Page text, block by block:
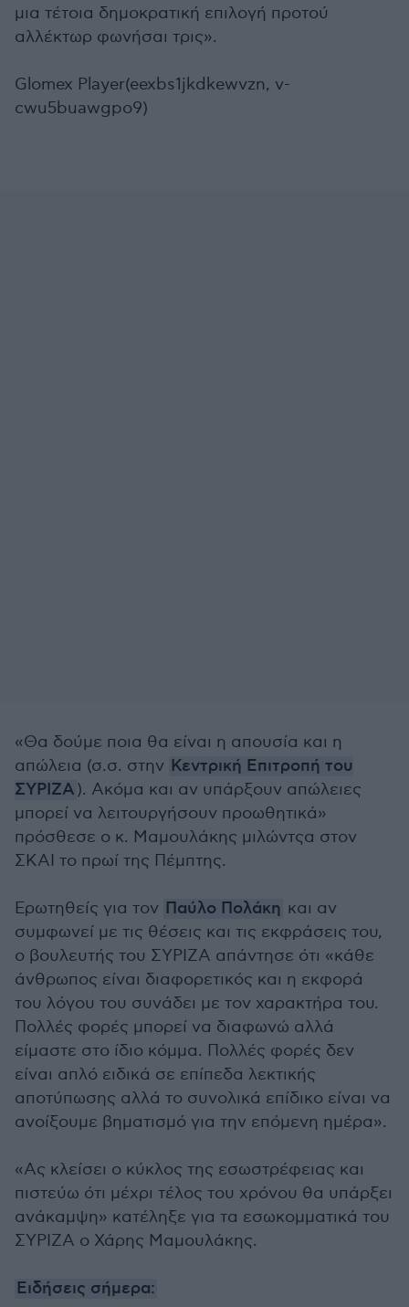
μια τέτοια δημοκρατική επιλογή προτού
αλλέκτωρ φωνήσαι τρις».
Glomex Player(eexbs1jkdkewvzn, v-
cwu5buawgpo9)
«Θα δούμε ποια θα είναι η απουσία και η
απώλεια (σ.σ. στην Κεντρική Επιτροπή του
ΣΥΡΙΖΑ). Ακόμα και αν υπάρξουν απώλειες
μπορεί να λειτουργήσουν προωθητικά»
πρόσθεσε ο κ. Μαμουλάκης μιλώντςα στον
ΣΚΑΙ το πρωί της Πέμπτης.
Ερωτηθείς για τον Παύλο Πολάκη και αν
συμφωνεί με τις θέσεις και τις εκφράσεις του,
ο βουλευτής του ΣΥΡΙΖΑ απάντησε ότι «κάθε
άνθρωπος είναι διαφορετικός και η εκφορά
του λόγου του συνάδει με τον χαρακτήρα του.
Πολλές φορές μπορεί να διαφωνώ αλλά
είμαστε στο ίδιο κόμμα. Πολλές φορές δεν
είναι απλό ειδικά σε επίπεδα λεκτικής
αποτύπωσης αλλά το συνολικά επίδικο είναι να
ανοίξουμε βηματισμό για την επόμενη ημέρα».
«Ας κλείσει ο κύκλος της εσωστρέφειας και
πιστεύω ότι μέχρι τέλος του χρόνου θα υπάρξει
ανάκαμψη» κατέληξε για τα εσωκομματικά του
ΣΥΡΙΖΑ ο Χάρης Μαμουλάκης.
Ειδήσεις σήμερα: